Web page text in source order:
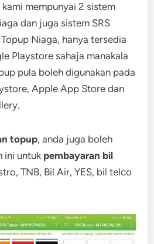
mempunyai 2 sistem
dan juga sistem SRS
Niaga, hanya tersedia
Playstore sahaja manakala
pula boleh digunakan pada
Apple App Store dan
topup, anda juga boleh
ini untuk pembayaran bil
TNB, Bil Air, YES, bil telco